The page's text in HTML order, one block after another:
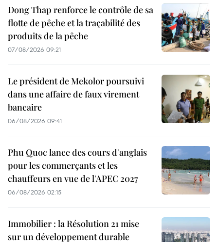
Dong Thap renforce le contrôle de sa
flotte de pêche et la traçabilité des
produits de la pêche
07/08/2026 09:21
Le président de Mekolor poursuivi
dans une affaire de faux virement
bancaire
06/08/2026 09:41
Phu Quoc lance des cours d'anglais
pour les commerçants et les
chauffeurs en vue de l'APEC 2027
06/08/2026 02:15
Immobilier : la Résolution 21 mise
sur un développement durable